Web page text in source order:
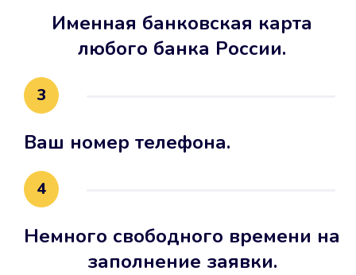
Именная банковская карта
любого банка России.
3
Ваш номер телефона.
4
Немного свободного времени на
заполнение заявки.